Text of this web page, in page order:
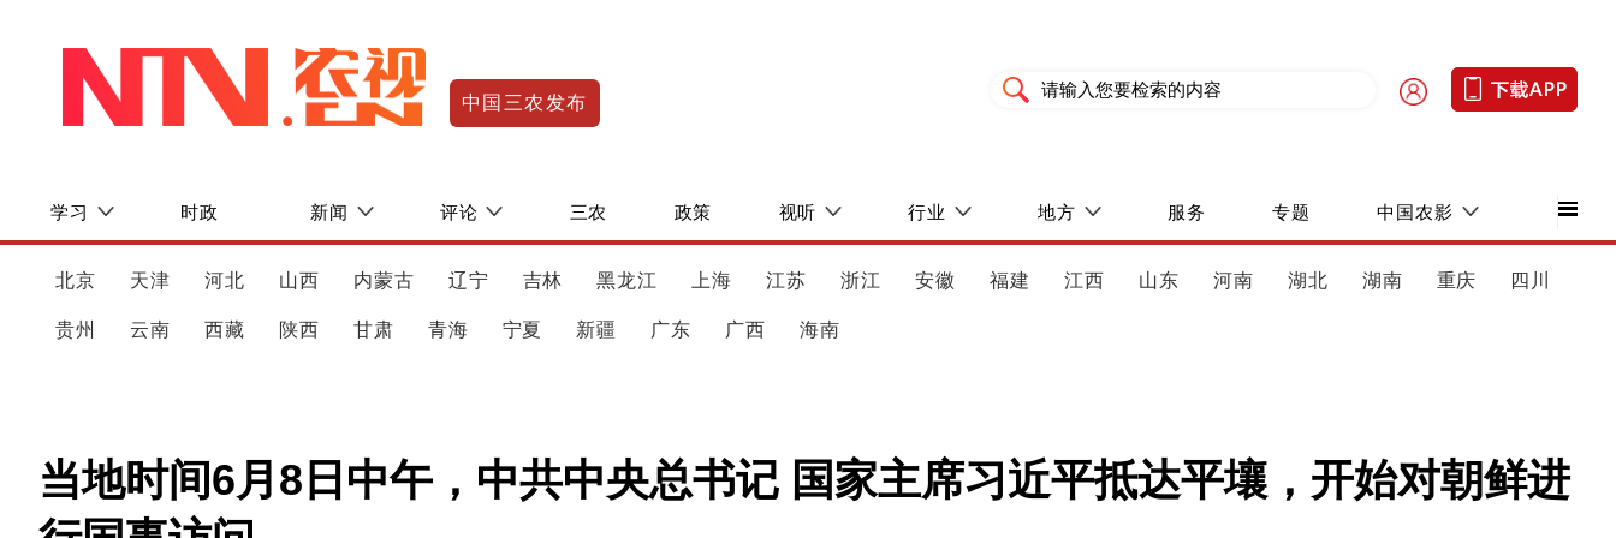
中国三农发布
学习 时政 新闻 评论 三农 政策 视听 行业 地方 服务 专题 中国农影
北京 天津 河北 山西 内蒙古 辽宁 吉林 黑龙江 上海 江苏 浙江 安徽 福建 江西 山东 河南 湖北 湖南 重庆 四川
贵州 云南 西藏 陕西 甘肃 青海 宁夏 新疆 广东 广西 海南
当地时间6月8日中午，中共中央总书记 国家主席习近平抵达平壤，开始对朝鲜进